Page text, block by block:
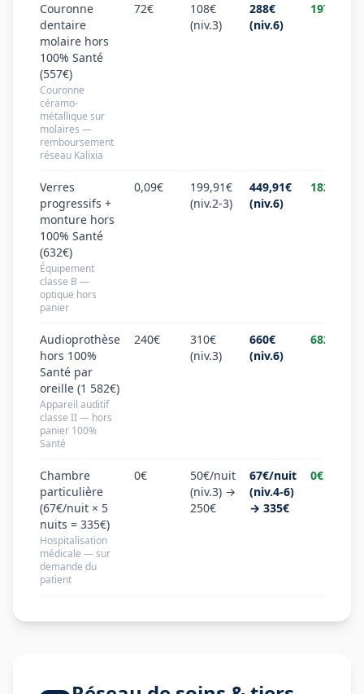
Couronne
dentaire
molaire hors
100% Santé
(557€)
Couronne
céramo-
métallique sur
molaires —
remboursement
réseau Kalixia
72€
108€
(niv.3)
288€
(niv.6)
197€
Verres
progressifs +
monture hors
100% Santé
(632€)
Équipement
classe B —
optique hors
panier
0,09€
199,91€
(niv.2-3)
449,91€
(niv.6)
182€
Audioprothèse
hors 100%
Santé par
oreille (1 582€)
Appareil auditif
classe II — hors
panier 100%
Santé
240€
310€
(niv.3)
660€
(niv.6)
682€
Chambre
particulière
(67€/nuit × 5
nuits = 335€)
Hospitalisation
médicale — sur
demande du
patient
0€
50€/nuit
(niv.3) →
250€
67€/nuit
(niv.4-6)
→ 335€
0€